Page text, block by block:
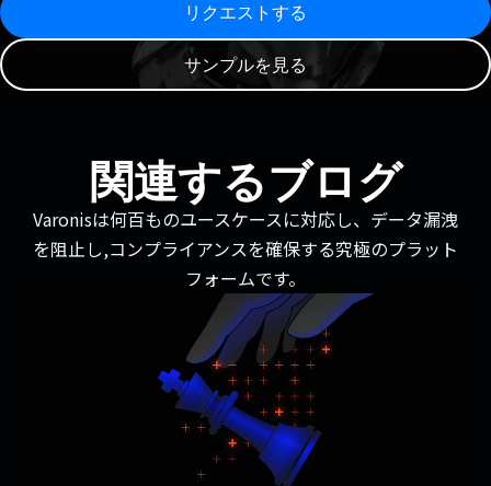
リクエストする
サンプルを見る
関連するブログ
Varonisは何百ものユースケースに対応し、データ漏洩
を阻止し,コンプライアンスを確保する究極のプラット
フォームです。